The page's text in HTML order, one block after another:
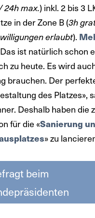
24h max.) inkl. 2 bis 3
in der Zone B (3h
erlaubt).
ist natürlich schon
zu heute. Es wird
brauchen. Der
des Platzes»,
Deshalb haben die
für die «Sanierung
» zu
beim